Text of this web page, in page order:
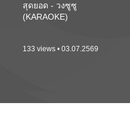
สุดยอด - วงซูซู
(KARAOKE)
133 views • 03.07.2569